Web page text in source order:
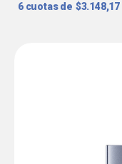
6 $3.148,17